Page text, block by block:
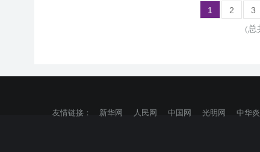
1 2 3
(总
友情链接：
新华网 人民网 中国网 光明网 中华